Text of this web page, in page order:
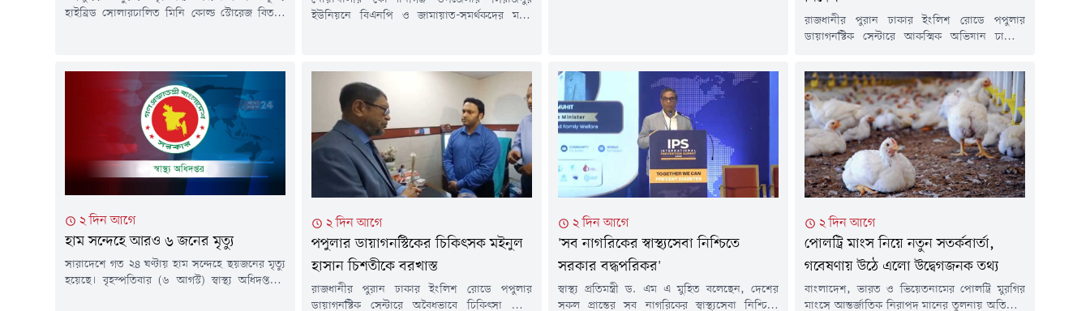
হাইব্রিড সোলারচালিত মিনি কোল্ড স্টোরেজ বিতরণ
আয় বৃদ্ধিতে গুরুত্বপূর্ণ ভূমিকা রাখবে বলে মন্তব্য
করেছেন শিক্ষা, প্রাথমিক ও গণশিক্ষা মন্ত্রী ড. আ ন ম
এহসানুল হক মিলন।শুক্রবার বিকেলে...
ইউনিয়নে বিএনপি ও জামায়াত-সমর্থকদের মধ্যে
মামলা দায়ের করা হয়েছে।শুক্রবার সকালে
কোম্পানীগঞ্জ থানার ভারপ্রাপ্ত কর্মকর্তা (ওসি)
মোহাম্মদ নুরুল হাকিম বিষয়টি নিশ্চিত করেন।
মামলার বাদী হয়েছেন স্থানীয়...
রাজধানীর পুরান ঢাকার ইংলিশ রোডে পপুলার
ডায়াগনস্টিক সেন্টারে আকস্মিক অভিযান চালিয়ে
অভিযোগে নরসিংদীর বেলাব উপজেলা স্বাস্থ্য
কমপ্লেক্সের চিকিৎসক ডা. মইনুল হাসান চিশতীকে
হাতেনাতে শনাক্ত করেছেন স্বাস্থ্যমন্ত্রী সরদার মো.
সাখাওয়াত হোসেন। এ ঘটনায় ওই চিকিৎসকের
নিবন্ধন বাতিল এবং সরকারি চাকরি থেকে বরখাস্তের
নির্দেশ দিয়েছেন মন্ত্রী।বৃহস্পতিবার...
২ দিন আগে
হাম সন্দেহে আরও ৬ জনের মৃত্যু
সারাদেশে গত ২৪ ঘণ্টায় হাম সন্দেহে ছয়জনের মৃত্যু
হয়েছে। বৃহস্পতিবার (৬ আগস্ট) স্বাস্থ্য অধিদপ্তরের
২ দিন আগে
পপুলার ডায়াগনস্টিকের চিকিৎসক মইনুল
হাসান চিশতীকে বরখাস্ত
রাজধানীর পুরান ঢাকার ইংলিশ রোডে পপুলার
ডায়াগনস্টিক সেন্টারে অবৈধভাবে চিকিৎসা সেবা
২ দিন আগে
'সব নাগরিকের স্বাস্থ্যসেবা নিশ্চিতে
সরকার বদ্ধপরিকর'
স্বাস্থ্য প্রতিমন্ত্রী ড. এম এ মুহিত বলেছেন, দেশের
সকল প্রান্তের সব নাগরিকের স্বাস্থ্যসেবা নিশ্চিতে
২ দিন আগে
পোলট্রি মাংস নিয়ে নতুন সতর্কবার্তা,
গবেষণায় উঠে এলো উদ্বেগজনক তথ্য
বাংলাদেশ, ভারত ও ভিয়েতনামের পোলট্রি মুরগির
মাংসে আন্তর্জাতিক নিরাপদ মানের তুলনায় অতিরিক্ত